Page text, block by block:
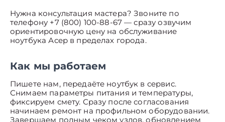
Нужна консультация мастера? Звоните по
телефону +7 (800) 100-88-67 — сразу озвучим
ориентировочную цену на обслуживание
ноутбука Асер в пределах города.
Как мы работаем
Пишете нам, передаёте ноутбук в сервис.
Снимаем параметры питания и температуры,
фиксируем смету. Сразу после согласования
начинаем ремонт на профильном оборудовании.
Завершаем полным чеком узлов, обновлением